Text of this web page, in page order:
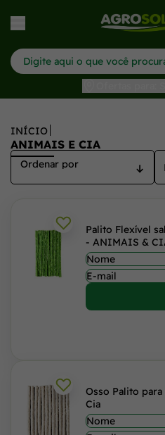
INÍCIO
ANIMAIS E CIA
Palito Flexível
- ANIMAIS &
Osso Palito
Cia